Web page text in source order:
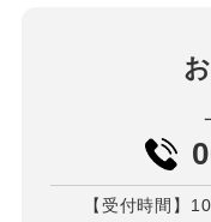
【受付時間】